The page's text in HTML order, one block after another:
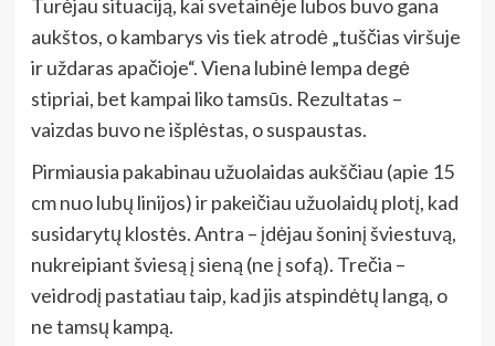
Turėjau situaciją, kai svetainėje lubos buvo gana
aukštos, o kambarys vis tiek atrodė „tuščias viršuje
ir uždaras apačioje“. Viena lubinė lempa degė
stipriai, bet kampai liko tamsūs. Rezultatas –
vaizdas buvo ne išplėstas, o suspaustas.
Pirmiausia pakabinau užuolaidas aukščiau (apie 15
cm nuo lubų linijos) ir pakeičiau užuolaidų plotį, kad
susidarytų klostės. Antra – įdėjau šoninį šviestuvą,
nukreipiant šviesą į sieną (ne į sofą). Trečia –
veidrodį pastatiau taip, kad jis atspindėtų langą, o
ne tamsų kampą.